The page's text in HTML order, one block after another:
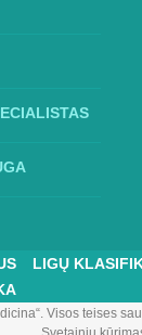
LIGŲ
Visos teises